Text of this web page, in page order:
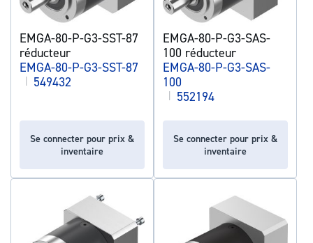
EMGA-80-P-G3-SST-87
réducteur
EMGA-80-P-G3-SST-87
| 549432
Se connecter pour prix &
inventaire
EMGA-80-P-G3-SAS-
100 réducteur
EMGA-80-P-G3-SAS-
100
| 552194
Se connecter pour prix &
inventaire